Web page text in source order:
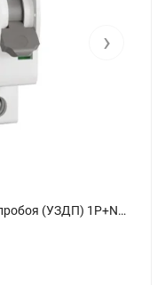
Устройство защиты от дугового пробоя (УЗДП) 1P+N C 32А 6кА с авт. выкл. PROxima EKF afdd-2-32C-pro - фото
›